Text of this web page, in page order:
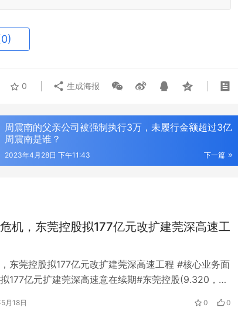
0 生成海报
周震南的父亲公司被强制执行3万，未履行金额超过3亿
周震南是谁？
下一篇
2023年4月28日 下午11:43
机，东莞控股拟177亿元改扩建莞深高速工
东莞控股拟177亿元改扩建莞深高速工程 #核心业务面
177亿元扩建莞深高速意在续期#东莞控股(9.320，
含龙临高速)核心资产莞深高速(8.110，0.02，
展。10月17日晚间，东莞控股发布公告称，公司拟投
月18日 0 0
为都市女性的风
宁波版“塞纳河畔”火了，我们去了现场，不
只是拍照好看